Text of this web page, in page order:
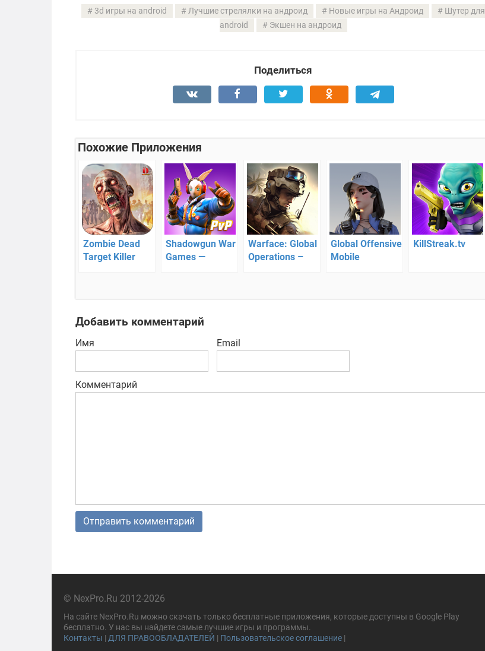
3d игры на android Лучшие стрелялки на андроид Новые игры на Андроид
Шутер для
android
Экшен на андроид
Поделиться
Похожие Приложения
Zombie Dead
Target Killer
Shadowgun War
Games —
Warface: Global
Operations –
Global Offensive
Mobile
KillStreak.tv
Добавить комментарий
Имя Email
Комментарий
© NexPro.Ru 2012-2026
На сайте NexPro.Ru можно скачать только бесплатные приложения, которые доступны в Google Play
бесплатно. У нас вы найдете самые лучшие игры и программы.
Контакты | ДЛЯ ПРАВООБЛАДАТЕЛЕЙ | Пользовательское соглашение |